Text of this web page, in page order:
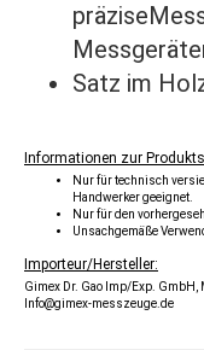
Satz im
Informationen zur
Nur für technisch
Handwerker geeignet.
Nur für den
Unsachgemäße
Importeur/Hersteller:
Gimex Dr. Gao Imp/Exp.
Info@gimex-messzeuge.de